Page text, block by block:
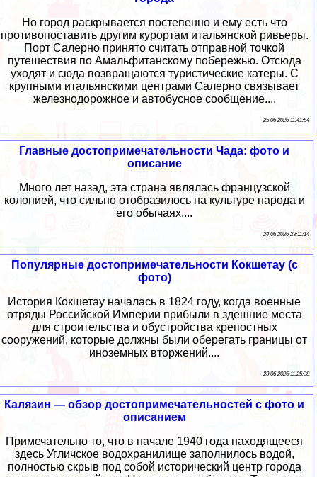
Но город раскрывается постепенно и ему есть что
противопоставить другим курортам итальянской ривьеры.
Порт Салерно принято считать отправной точкой
путешествия по Амальфитанскому побережью. Отсюда
уходят и сюда возвращаются туристические катеры. С
крупными итальянскими центрами Салерно связывает
железнодорожное и автобусное сообщение....
25 06 2026 11:41:54
Главные достопримечательности Чада: фото и
описание
Много лет назад, эта страна являлась французской
колонией, что сильно отобразилось на культуре народа и
его обычаях....
24 06 2026 23:11:14
Популярные достопримечательности Кокшетау (с
фото)
История Кокшетау началась в 1824 году, когда военные
отряды Российской Империи прибыли в здешние места
для строительства и обустройства крепостных
сооружений, которые должны были оберегать границы от
иноземных вторжений....
23 06 2026 11:25:38
Калязин — обзор достопримечательностей с фото и
описанием
Примечательно то, что в начале 1940 года находящееся
здесь Угличское водохранилище заполнилось водой,
полностью скрыв под собой исторический центр города